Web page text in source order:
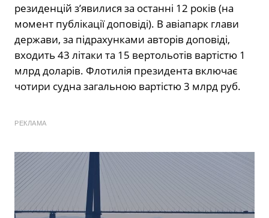
резиденцій з’явилися за останні 12 років (на
момент публікації доповіді). В авіапарк глави
держави, за підрахунками авторів доповіді,
входить 43 літаки та 15 вертольотів вартістю 1
млрд доларів. Флотилія президента включає
чотири судна загальною вартістю 3 млрд руб.
РЕКЛАМА